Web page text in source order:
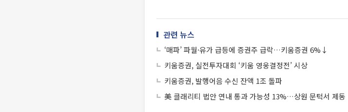
관련 뉴스
‘매파’ 파월·유가 급등에 증권주 급락…키움증권 6%↓
키움증권, 실전투자대회 ‘키움 영웅결정전’ 시상
키움증권, 발행어음 수신 잔액 1조 돌파
美 클래리티 법안 연내 통과 가능성 13%…상원 문턱서 제동